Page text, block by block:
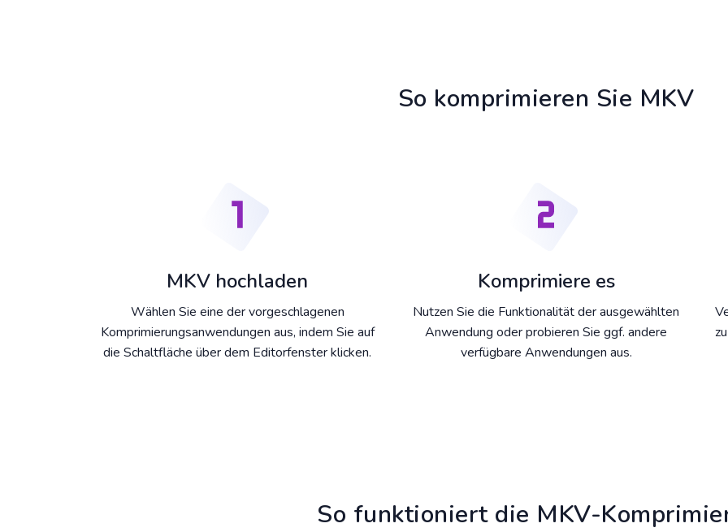
So komprimieren Sie MKV
MKV hochladen
Wählen Sie eine der vorgeschlagenen
Komprimierungsanwendungen aus, indem Sie auf
die Schaltfläche über dem Editorfenster klicken.
Komprimiere es
Nutzen Sie die Funktionalität der ausgewählten
Anwendung oder probieren Sie ggf. andere
verfügbare Anwendungen aus.
So funktioniert die MKV-